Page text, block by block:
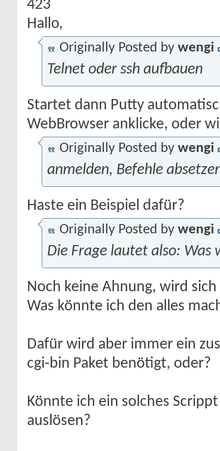
423
Hallo,
Originally Posted by wengi
Telnet oder ssh aufbauen
Startet dann Putty
WebBrowser anklicke, oder
Originally Posted by wengi
anmelden, Befehle
Haste ein Beispiel dafür?
Originally Posted by wengi
Die Frage lautet also: Was
Noch keine Ahnung, wird
Was könnte ich den alles
Dafür wird aber immer ein
cgi-bin Paket benötigt, oder?
Könnte ich ein solches
auslösen?